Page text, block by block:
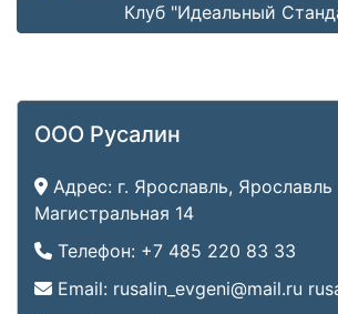
Клуб "Идеальный
ООО Русалин
Адрес: г. Ярославль, Ярославль
Магистральная 14
Телефон: +7 485 220 83 33
Email: rusalin_evgeni@mail.ru